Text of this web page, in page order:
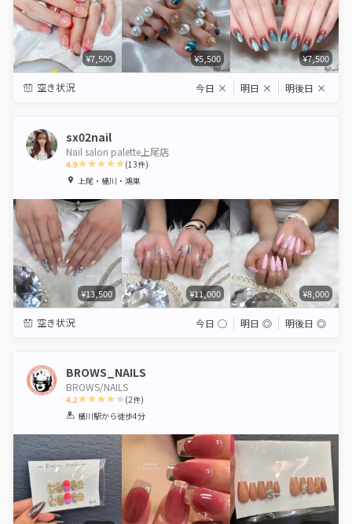
¥7,500 ¥5,500 ¥7,500
空き状況 今日 × 明日 × 明後日 ×
sx02nail
Nail salon palette上尾店
4.9
1 2 3 4 5
(13件)
上尾・桶川・鴻巣
¥13,500 ¥11,000 ¥8,000
空き状況 今日 ◯ 明日 ◎ 明後日 ◎
BROWS_NAILS
BROWS/NAILS
4.2
1 2 3 4 5
(2件)
桶川駅から徒歩4分